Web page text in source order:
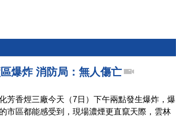
爆炸 消防局：無人傷亡
芳香烴三廠今天（7日）下午兩點發生爆炸，爆
市區都能感受到，現場濃煙更直竄天際，雲林